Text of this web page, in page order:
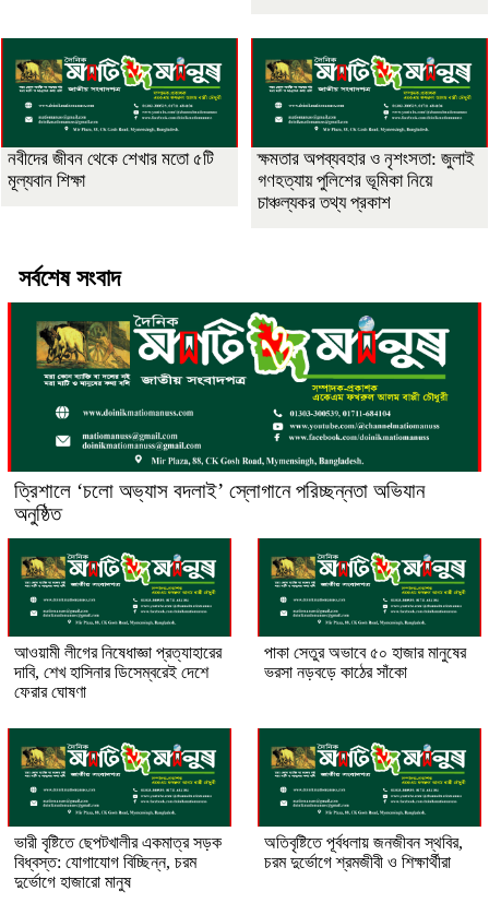
নবীদের জীবন থেকে শেখার মতো ৫টি
মূল্যবান শিক্ষা
ক্ষমতার অপব্যবহার ও নৃশংসতা: জুলাই
গণহত্যায় পুলিশের ভূমিকা নিয়ে
চাঞ্চল্যকর তথ্য প্রকাশ
সর্বশেষ সংবাদ
‎ত্রিশালে ‘চলো অভ্যাস বদলাই’ স্লোগানে পরিচ্ছন্নতা অভিযান
অনুষ্ঠিত
আওয়ামী লীগের নিষেধাজ্ঞা প্রত্যাহারের
দাবি, শেখ হাসিনার ডিসেম্বরেই দেশে
ফেরার ঘোষণা
পাকা সেতুর অভাবে ৫০ হাজার মানুষের
ভরসা নড়বড়ে কাঠের সাঁকো
ভারী বৃষ্টিতে ছেপটখালীর একমাত্র সড়ক
বিধ্বস্ত: যোগাযোগ বিচ্ছিন্ন, চরম
দুর্ভোগে হাজারো মানুষ
অতিবৃষ্টিতে পূর্বধলায় জনজীবন স্থবির,
চরম দুর্ভোগে শ্রমজীবী ও শিক্ষার্থীরা